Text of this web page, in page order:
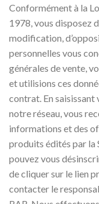
Conformément à la
1978, vous disposez
modification,
personnelles vous
générales de vente,
et utilisions ces
contrat. En saisissant
notre réseau, vous
informations et des
produits édités par la
pouvez vous
de cliquer sur le lien
contacter le